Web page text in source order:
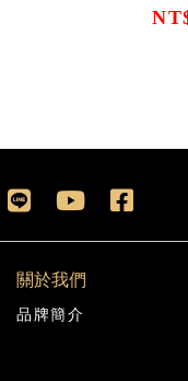
關於我們
品牌簡介